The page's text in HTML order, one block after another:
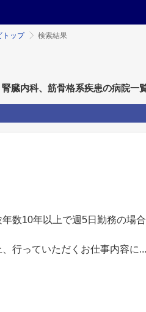
トップ 検索結果
臓内科、筋骨格系疾患の病院一
数10年以上で週5日勤務の場
行っていただくお仕事内容に...